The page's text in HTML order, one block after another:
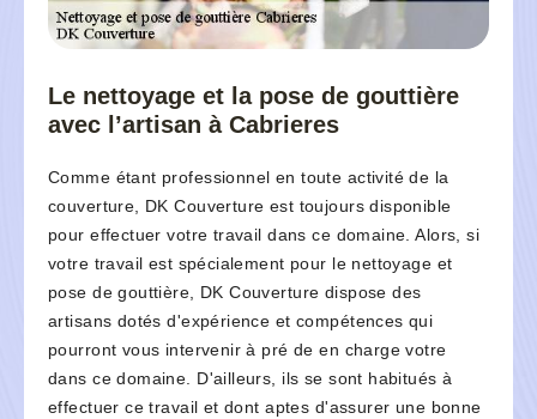
Le nettoyage et la pose de gouttière
avec l’artisan à Cabrieres
Comme étant professionnel en toute activité de la
couverture, DK Couverture est toujours disponible
pour effectuer votre travail dans ce domaine. Alors, si
votre travail est spécialement pour le nettoyage et
pose de gouttière, DK Couverture dispose des
artisans dotés d'expérience et compétences qui
pourront vous intervenir à pré de en charge votre
dans ce domaine. D'ailleurs, ils se sont habitués à
effectuer ce travail et dont aptes d'assurer une bonne